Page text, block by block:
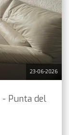
23-06-2026
- Punta del